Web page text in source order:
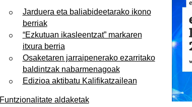
Jarduera eta baliabideetarako ikono
berriak
“Ezkutuan ikasleentzat” markaren
itxura berria
Osaketaren jarraipenerako ezarritako
baldintzak nabarmenagoak
Edizioa aktibatu Kalifikatzailean
Funtzionalitate aldaketak